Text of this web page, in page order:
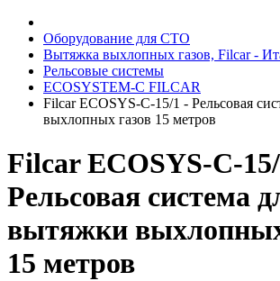
Оборудование для СТО
Вытяжка выхлопных газов, Filcar -
Рельсовые системы
ECOSYSTEM-C FILCAR
Filcar ECOSYS-C-15/1 - Рельсовая
выхлопных газов 15 метров
Filcar ECOSYS-C-
Рельсовая система
вытяжки
15 метров